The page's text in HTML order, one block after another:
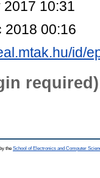
2017 10:31
2018 00:16
id/
required)
the School of Electronics and Computer